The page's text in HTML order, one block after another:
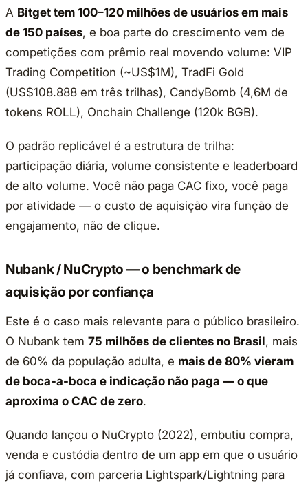
A Bitget tem 100–120 milhões de usuários em mais
de 150 países, e boa parte do crescimento vem de
competições com prêmio real movendo volume: VIP
Trading Competition (~US$1M), TradFi Gold
(US$108.888 em três trilhas), CandyBomb (4,6M de
tokens ROLL), Onchain Challenge (120k BGB).
O padrão replicável é a estrutura de trilha:
participação diária, volume consistente e leaderboard
de alto volume. Você não paga CAC fixo, você paga
por atividade — o custo de aquisição vira função de
engajamento, não de clique.
Nubank / NuCrypto — o benchmark de
aquisição por confiança
Este é o caso mais relevante para o público brasileiro.
O Nubank tem 75 milhões de clientes no Brasil, mais
de 60% da população adulta, e mais de 80% vieram
de boca-a-boca e indicação não paga — o que
aproxima o CAC de zero.
Quando lançou o NuCrypto (2022), embutiu compra,
venda e custódia dentro de um app em que o usuário
já confiava, com parceria Lightspark/Lightning para